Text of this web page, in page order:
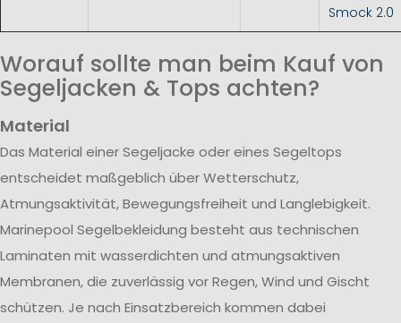
Smock 2.0
Worauf sollte man beim Kauf von
Segeljacken & Tops achten?
Material
Das Material einer Segeljacke oder eines Segeltops
entscheidet maßgeblich über Wetterschutz,
Atmungsaktivität, Bewegungsfreiheit und Langlebigkeit.
Marinepool Segelbekleidung besteht aus technischen
Laminaten mit wasserdichten und atmungsaktiven
Membranen, die zuverlässig vor Regen, Wind und Gischt
schützen. Je nach Einsatzbereich kommen dabei